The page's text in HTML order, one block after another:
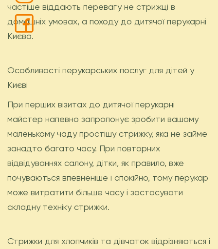
частіше віддають перевагу не стрижці в
домашніх умовах, а походу до дитячої перукарні
Києва.
Особливості перукарських послуг для дітей у
Києві
При перших візитах до дитячої перукарні
майстер напевно запропонує зробити вашому
маленькому чаду простішу стрижку, яка не займе
занадто багато часу. При повторних
відвідуваннях салону, дітки, як правило, вже
почуваються впевненіше і спокійно, тому перукар
може витратити більше часу і застосувати
складну техніку стрижки.
Стрижки для хлопчиків та дівчаток відрізняються і